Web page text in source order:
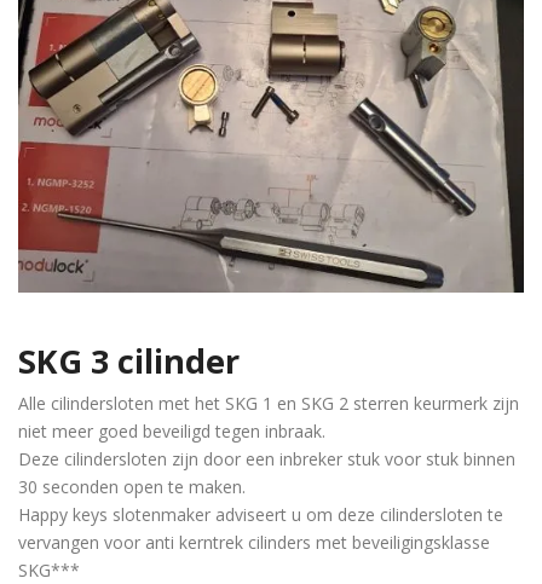
SKG 3 cilinder
Alle cilindersloten met het SKG 1 en SKG 2 sterren keurmerk zijn
niet meer goed beveiligd tegen inbraak.
Deze cilindersloten zijn door een inbreker stuk voor stuk binnen
30 seconden open te maken.
Happy keys slotenmaker adviseert u om deze cilindersloten te
vervangen voor anti kerntrek cilinders met beveiligingsklasse
SKG***